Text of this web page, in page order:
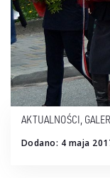
AKTUALNOŚCI,
Dodano: 4 maja